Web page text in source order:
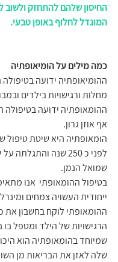
החיסון שלהם להתחזק
המוגדל לחלוף באופן טבעי.
כמה מילים על הומיאופתיה
ההומיאופתיה ידועה
מחלות ורגישויות בילדים
ההומאופתיה ידועה בטיפולה
אף אוזן גרון.
הומאופתיה היא שיטת טיפול
לפני כ 250 שנה
שמואל הנמן.
בטיפול ההומאופתי  אנו
ייחודית העשויה צמחים
ההומאופתי לוקח בחשבון את
הרגישויות של הילד ומטפל
שמיוחד בהומאופתיה הוא
שלה לאזן את הבריאות מן